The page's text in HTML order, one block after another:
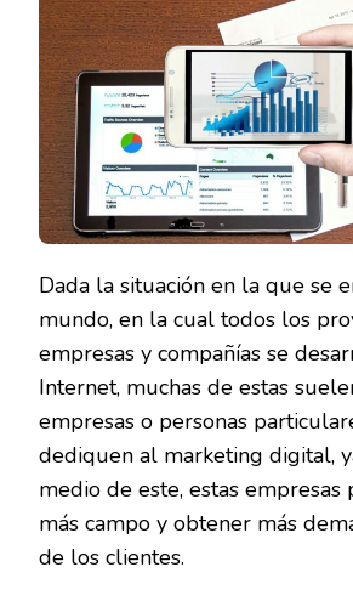
Dada la situación en la que se
mundo, en la cual todos los
empresas y compañías se
Internet, muchas de estas
empresas o personas
dediquen al marketing digital,
medio de este, estas
más campo y obtener más
de los clientes.